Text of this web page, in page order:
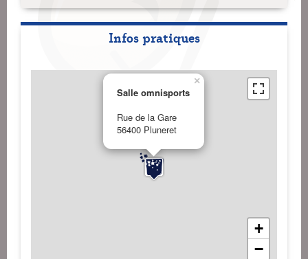
Infos pratiques
Salle omnisports
Rue de la Gare
56400 Pluneret
×
+
−